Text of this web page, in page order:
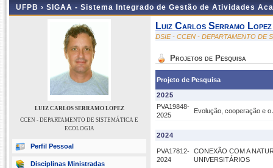
UFPB › SIGAA - Sistema Integrado de Gestão de Atividades
LUIZ CARLOS SERRAMO LOPEZ
CCEN - DEPARTAMENTO DE SISTEMÁTICA E
ECOLOGIA
Perfil Pessoal
Disciplinas Ministradas
Luiz Carlos Serramo Lopez
DSIE - CCEN - DEPARTAMENTO DE
Projetos de Pesquisa
Projeto de Pesquisa
2025
PVA19848-
2025
Evolução, cooperação e
2024
PVA17812-
2024
CONEXÃO COM A
UNIVERSITÁRIOS